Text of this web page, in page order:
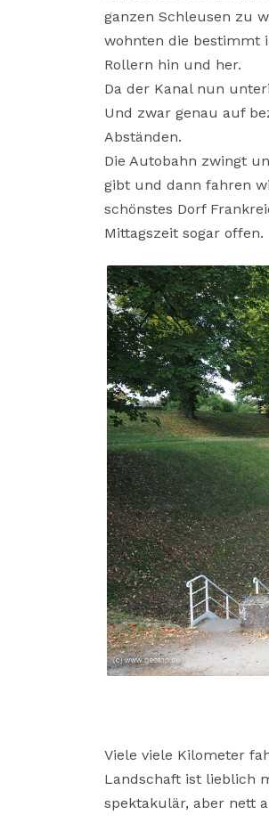
ganzen Schleusen zu
wohnten die bestimmt
Rollern hin und her.
Da der Kanal nun
Und zwar genau auf
Abständen.
Die Autobahn zwingt
gibt und dann fahren
schönstes Dorf
Mittagszeit sogar offen.
Viele viele Kilometer
Landschaft ist lieblich
spektakulär, aber nett